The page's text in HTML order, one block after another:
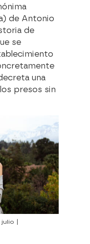
de Antonio
de
se
una
presos sin
|